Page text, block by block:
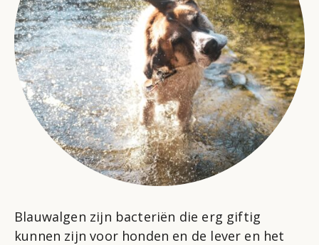
Blauwalgen zijn bacteriën die erg giftig
kunnen zijn voor honden en de lever en het